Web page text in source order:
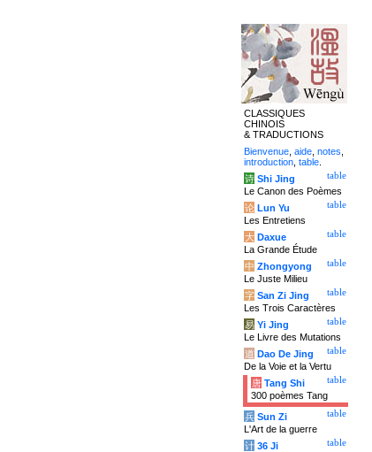
CLASSIQUES
CHINOIS
& TRADUCTIONS
Bienvenue aide notes
introduction table
table
诗 Shi Jing
Le Canon des Poèmes
table
论 Lun Yu
Les Entretiens
table
大 Daxue
La Grande Étude
table
中 Zhongyong
Le Juste Milieu
table
字 San Zi Jing
Les Trois Caractères
table
易 Yi Jing
Le Livre des Mutations
table
道 Dao De Jing
De la Voie et la Vertu
table
唐 Tang Shi
300 poèmes Tang
table
兵 Sun Zi
L'Art de la guerre
table
计 36 Ji